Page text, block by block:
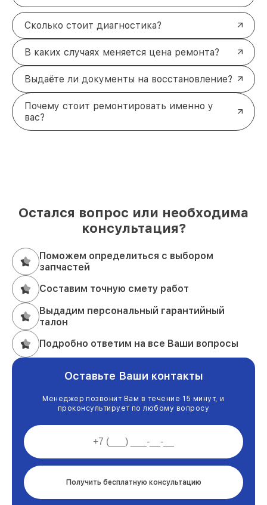
Сколько стоит диагностика?
В каких случаях меняется цена ремонта?
Выдаёте ли документы на восстановление?
Почему стоит ремонтировать именно у
вас?
Остался вопрос или необходима
консультация?
Поможем определиться с выбором
запчастей
Составим точную смету работ
Выдадим персональный гарантийный
талон
Подробно ответим на все Ваши вопросы
Оставьте Ваши контакты
Менеджер позвонит Вам в течение 15 минут, и
проконсультирует по любому вопросу
Получить бесплатную консультацию